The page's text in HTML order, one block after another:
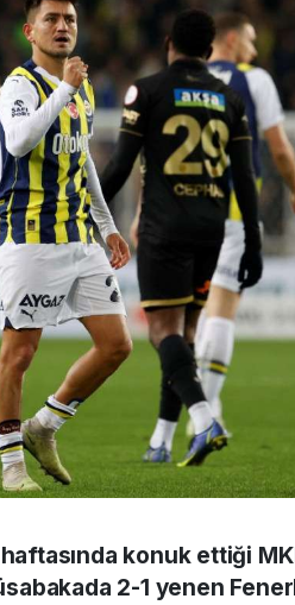
konuk ettiği
2-1 yenen